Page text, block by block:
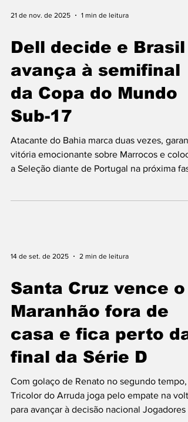
21 de nov. de 2025 1 min de leitura
Dell decide e Brasil
avança à semifinal
da Copa do Mundo
Sub-17
Atacante do Bahia marca duas vezes,
a Seleção diante de Portugal na próxima
Catar, e garantiu vaga na semifinal da Copa
foi o centroavante Dell, joia da base do
e apelidado de “Haaland do Sertão” , que
marcou os dois gols da Seleção. Com o
resulta
14 de set. de 2025 2 min de leitura
Santa Cruz vence o
Maranhão fora de
casa e fica perto da
final da Série D
Com golaço de Renato no segundo tempo,